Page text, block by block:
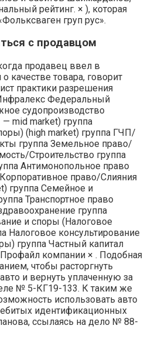
рейтинг. × ), которая
груп рус».
с продавцом
продавец ввел в
качестве товара, говорит
практики разрешения
Федеральный
судопроизводство
mid market) группа
(high market) группа ГЧП/
группа Земельное право/
Строительство группа
Антимонопольное право
право/Слияния
группа Семейное и
Транспортное право
группа
и споры (Налоговое
Налоговое консультирование
группа Частный капитал
компании × . Подобная
чтобы расторгнуть
и вернуть уплаченную за
№ 5-КГ19-133. К таким же
использовать авто
идентификационных
ссылаясь на дело № 88-